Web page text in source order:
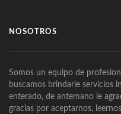
NOSOTROS
Somos un equipo de
buscamos brindarle servicios
enterado, de antemano le
gracias por aceptarnos,